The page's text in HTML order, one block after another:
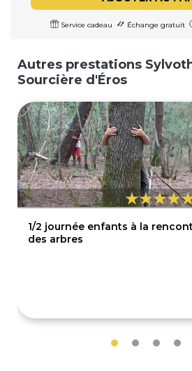
Service cadeau Échange gratuit
Autres prestations
Sourcière d'Éros
1/2 journée enfants à la
des arbres